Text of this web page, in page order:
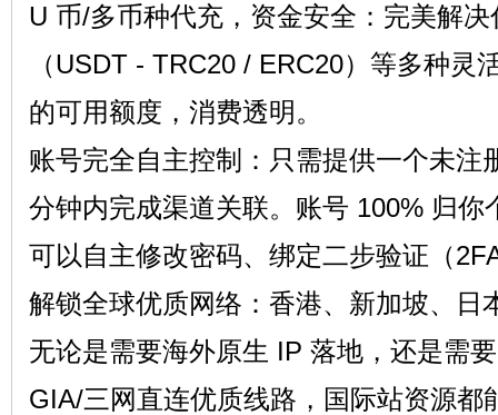
U 币/多币种代充，资金安全：完美解
（USDT - TRC20 / ERC20）等多种灵
的可用额度，消费透明。
账号完全自主控制：只需提供一个未注
分钟内完成渠道关联。账号 100% 归你
可以自主修改密码、绑定二步验证（
解锁全球优质网络：香港、新加坡、日
无论是需要海外原生 IP 落地，还是需
GIA/三网直连优质线路，国际站资源都